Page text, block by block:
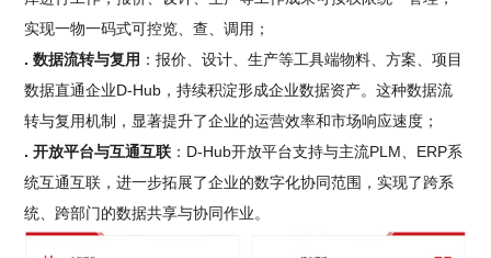
实现一物一码式可控览、查、调用；
. 数据流转与复用 ：报价、设计、生产等工具端物料、方案、项目
数据直通企业D-Hub，持续积淀形成企业数据资产。这种数据流
转与复用机制，显著提升了企业的运营效率和市场响应速度；
. 开放平台与互通互联 ：D-Hub开放平台支持与主流PLM、ERP系
统互通互联，进一步拓展了企业的数字化协同范围，实现了跨系
统、跨部门的数据共享与协同作业。